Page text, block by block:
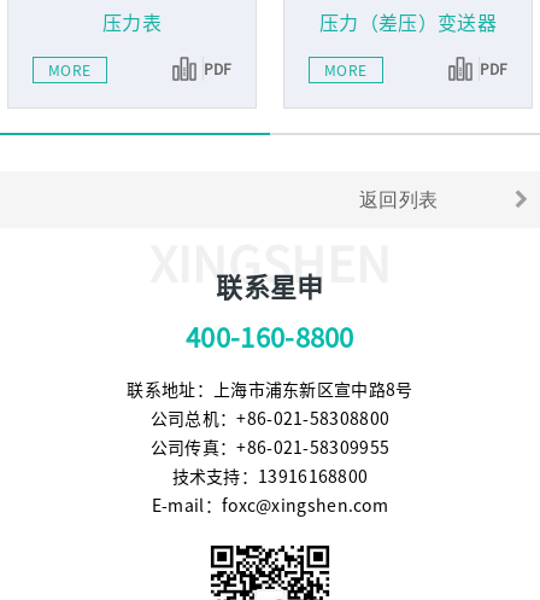
压力表
MORE PDF
压力（差压）变送器
MORE PDF
返回列表
XINGSHEN
联系星申
400-160-8800
联系地址：上海市浦东新区宣中路8号
公司总机：+86-021-58308800
公司传真：+86-021-58309955
技术支持：13916168800
E-mail：foxc@xingshen.com